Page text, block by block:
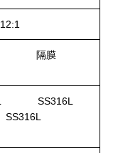
隔膜
SS316L